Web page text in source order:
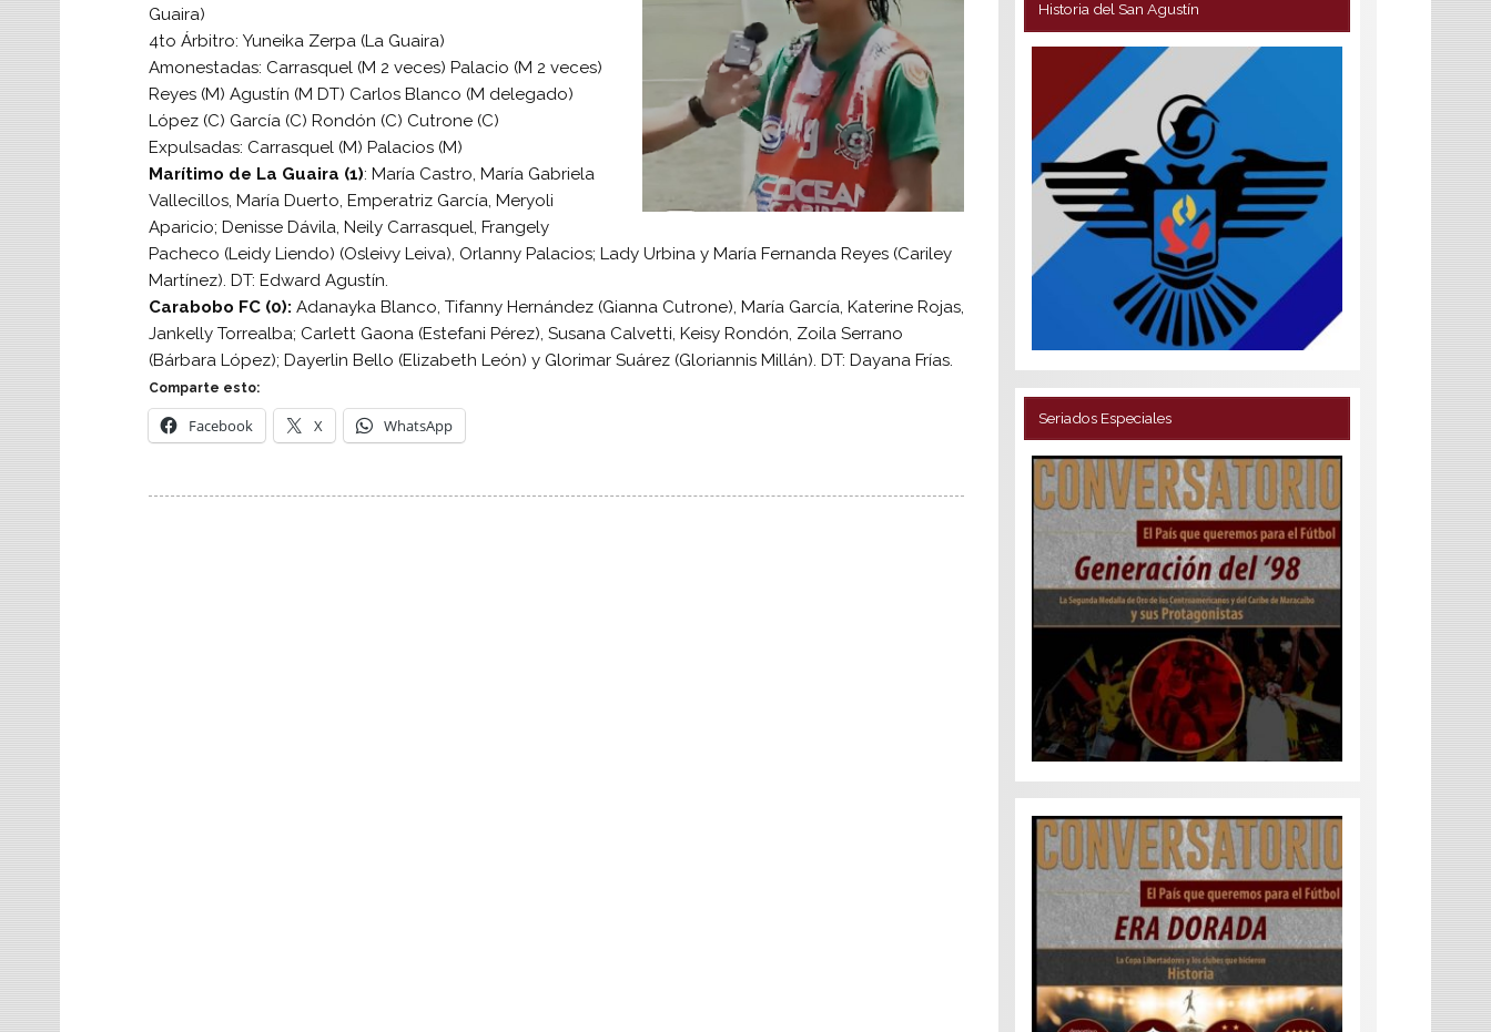
Guaira)
4to Árbitro: Yuneika Zerpa (La Guaira)
Amonestadas: Carrasquel (M 2 veces) Palacio (M 2 veces)
Reyes (M) Agustín (M DT) Carlos Blanco (M delegado)
López (C) García (C) Rondón (C) Cutrone (C)
Expulsadas: Carrasquel (M) Palacios (M)
Marítimo de La Guaira (1): María Castro, María Gabriela
Vallecillos, María Duerto, Emperatriz García, Meryoli
Aparicio; Denisse Dávila, Neily Carrasquel, Frangely
Pacheco (Leidy Liendo) (Osleivy Leiva), Orlanny Palacios; Lady Urbina y María Fernanda Reyes (Cariley
Martínez). DT: Edward Agustín.
Carabobo FC (0): Adanayka Blanco, Tifanny Hernández (Gianna Cutrone), María García, Katerine Rojas,
Jankelly Torrealba; Carlett Gaona (Estefani Pérez), Susana Calvetti, Keisy Rondón, Zoila Serrano
(Bárbara López); Dayerlin Bello (Elizabeth León) y Glorimar Suárez (Gloriannis Millán). DT: Dayana Frías.
Comparte esto:
Facebook X WhatsApp
Historia del San Agustín
Seriados Especiales